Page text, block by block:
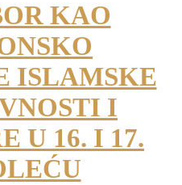
KAO
ISLAMSKE
I
U 16. I 17.